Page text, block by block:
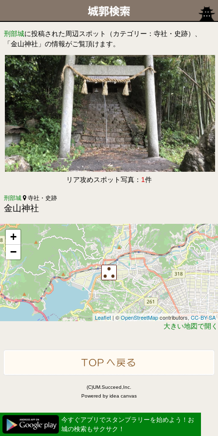
刑部城に投稿された周辺スポット（カテゴリー：寺社・史跡）、
「金山神社」の情報がご覧頂けます。
リア攻めスポット写真： 1件
刑部城 寺社・史跡
金山神社
+
−
Leaflet | ©OpenStreetMapcontributors,CC-BY-SA
大きい地図で開く
(C)UM.Succeed,Inc.
Powered by idea canvas
今すぐアプリでスタンプラリーを始めよう！お
城の検索もサクサク！